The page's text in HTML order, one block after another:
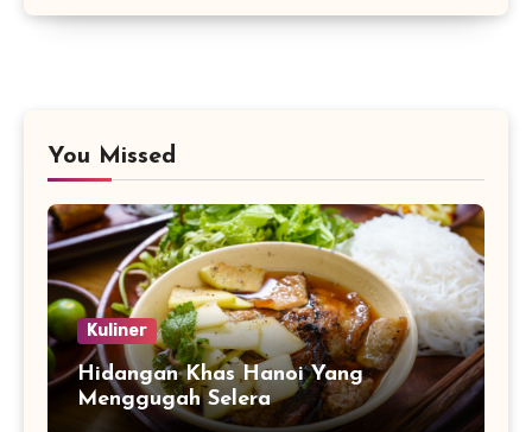
You Missed
Kuliner
Hidangan Khas Hanoi Yang
Menggugah Selera